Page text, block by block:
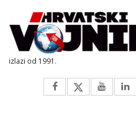
izlazi od 1991.